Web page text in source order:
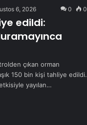
6, 2026 0 0
edildi:
çıkan orman
150 bin kişi tahliye edildi.
yayılan…